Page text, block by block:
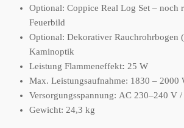
Optional: Coppice Real Log Set – noch
Feuerbild
Optional: Dekorativer Rauchrohrbogen
Kaminoptik
Leistung Flammeneffekt: 25 W
Max. Leistungsaufnahme: 1830 – 2000
Versorgungsspannung: AC 230–240 V
Gewicht: 24,3 kg